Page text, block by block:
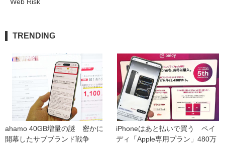
Web Risk
TRENDING
ahamo 40GB増量の謎　密かに
開幕したサブブランド戦争
iPhoneはあと払いで買う　ペイ
ディ「Apple専用プラン」480万